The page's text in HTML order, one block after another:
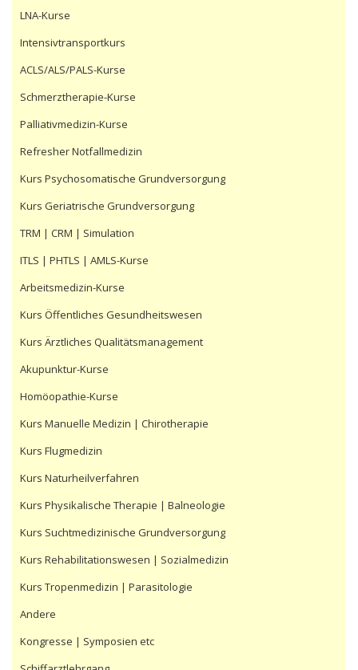
LNA-Kurse
Intensivtransportkurs
ACLS/ALS/PALS-Kurse
Schmerztherapie-Kurse
Palliativmedizin-Kurse
Refresher Notfallmedizin
Kurs Psychosomatische Grundversorgung
Kurs Geriatrische Grundversorgung
TRM | CRM | Simulation
ITLS | PHTLS | AMLS-Kurse
Arbeitsmedizin-Kurse
Kurs Öffentliches Gesundheitswesen
Kurs Ärztliches Qualitätsmanagement
Akupunktur-Kurse
Homöopathie-Kurse
Kurs Manuelle Medizin | Chirotherapie
Kurs Flugmedizin
Kurs Naturheilverfahren
Kurs Physikalische Therapie | Balneologie
Kurs Suchtmedizinische Grundversorgung
Kurs Rehabilitationswesen | Sozialmedizin
Kurs Tropenmedizin | Parasitologie
Andere
Kongresse | Symposien etc